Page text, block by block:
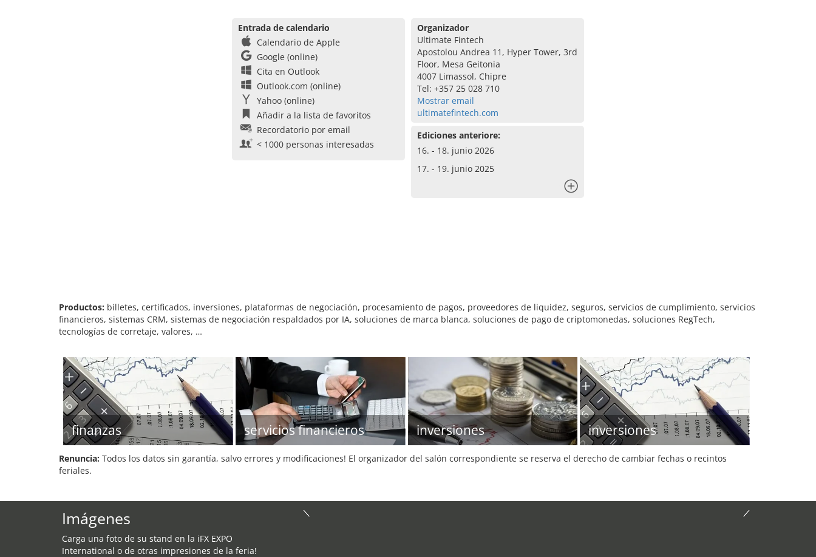
Entrada de calendario
Calendario de Apple
Google (online)
Cita en Outlook
Outlook.com (online)
Yahoo (online)
Añadir a la lista de favoritos
Recordatorio por email
< 1000 personas interesadas
Organizador
Ultimate Fintech
Apostolou Andrea 11, Hyper Tower, 3rd
Floor, Mesa Geitonia
4007 Limassol, Chipre
Tel: +357 25 028 710
Mostrar email
ultimatefintech.com
Ediciones anteriore:
16. - 18. junio 2026
17. - 19. junio 2025
Productos: billetes, certificados, inversiones, plataformas de negociación, procesamiento de pagos, proveedores de liquidez, seguros, servicios de cumplimiento, servicios
financieros, sistemas CRM, sistemas de negociación respaldados por IA, soluciones de marca blanca, soluciones de pago de criptomonedas, soluciones RegTech,
tecnologías de corretaje, valores, …
finanzas servicios financieros inversiones inversiones
Renuncia: Todos los datos sin garantía, salvo errores y modificaciones! El organizador del salón correspondiente se reserva el derecho de cambiar fechas o recintos
feriales.
Imágenes
Carga una foto de su stand en la iFX EXPO
International o de otras impresiones de la feria!